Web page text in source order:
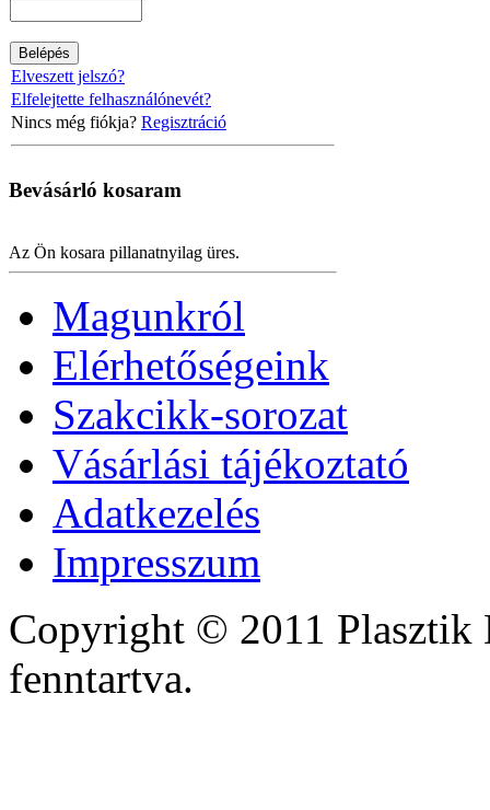
Elveszett jelszó?
Elfelejtette felhasználónevét?
Nincs még fiókja? Regisztráció
Bevásárló kosaram
Az Ön kosara pillanatnyilag üres.
Magunkról
Elérhetőségeink
Szakcikk-sorozat
Vásárlási tájékoztató
Adatkezelés
Impresszum
Copyright © 2011
fenntartva.